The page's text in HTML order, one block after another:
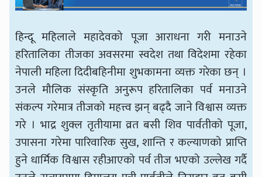
हिन्दू महिलाले महादेवको पूजा आराधना गरी मनाउने
हरितालिका तीजका अवसरमा स्वदेश तथा विदेशमा रहेका
नेपाली महिला दिदीबहिनीमा शुभकामना व्यक्त गरेका छन् ।
उनले मौलिक संस्कृति अनुरूप हरितालिका पर्व मनाउने
संकल्प गरेमात्र तीजको महत्त्व झन् बढ्दै जाने विश्वास व्यक्त
गरे । भाद्र शुक्ल तृतीयामा व्रत बसी शिव पार्वतीको पूजा,
उपासना गरेमा पारिवारिक सुख, शान्ति र कल्याणको प्राप्ति
हुने धार्मिक विश्वास रहीआएको पर्व तीज भएको उल्लेख गर्दै